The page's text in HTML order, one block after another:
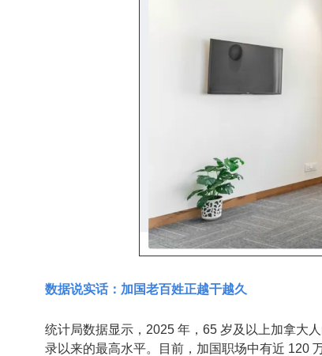
数据说实话：加国老百姓正越干越久
统计局数据显示，2025 年，65 岁及以上加拿大
录以来的最高水平。目前，加国职场中有近 120